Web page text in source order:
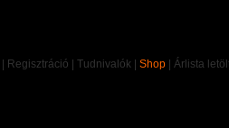
Regisztráció Tudnivalók Shop Árlista